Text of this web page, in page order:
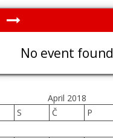
No event found
April 2018
S Č P